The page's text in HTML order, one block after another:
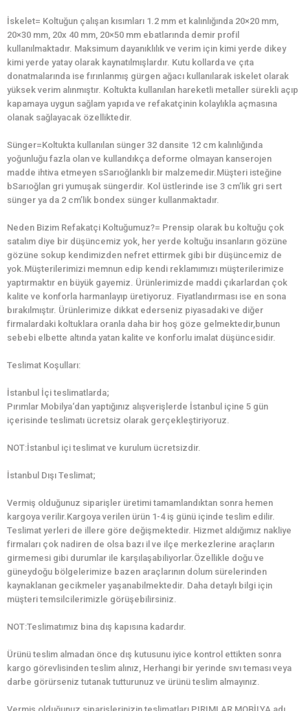
İskelet= Koltuğun çalışan kısımları 1.2 mm et kalınlığında 20×20 mm,
20×30 mm, 20x 40 mm, 20×50 mm ebatlarında demir profil
kullanılmaktadır. Maksimum dayanıklılık ve verim için kimi yerde dikey
kimi yerde yatay olarak kaynatılmışlardır. Kutu kollarda ve çıta
donatmalarında ise fırınlanmış gürgen ağacı kullanılarak iskelet olarak
yüksek verim alınmıştır. Koltukta kullanılan hareketli metaller sürekli açıp
kapamaya uygun sağlam yapıda ve refakatçinin kolaylıkla açmasına
olanak sağlayacak özelliktedir.
Sünger=Koltukta kullanılan sünger 32 dansite 12 cm kalınlığında
yoğunluğu fazla olan ve kullandıkça deforme olmayan kanserojen
madde ihtiva etmeyen sSarıoğlanklı bir malzemedir.Müşteri isteğine
bSarıoğlan gri yumuşak süngerdir. Kol üstlerinde ise 3 cm’lik gri sert
sünger ya da 2 cm’lik bondex sünger kullanmaktadır.
Neden Bizim Refakatçi Koltuğumuz?= Prensip olarak bu koltuğu çok
satalım diye bir düşüncemiz yok, her yerde koltuğu insanların gözüne
gözüne sokup kendimizden nefret ettirmek gibi bir düşüncemiz de
yok.Müşterilerimizi memnun edip kendi reklamımızı müşterilerimize
yaptırmaktır en büyük gayemiz. Ürünlerimizde maddi çıkarlardan çok
kalite ve konforla harmanlayıp üretiyoruz. Fiyatlandırması ise en sona
bırakılmıştır. Ürünlerimize dikkat ederseniz piyasadaki ve diğer
firmalardaki koltuklara oranla daha bir hoş göze gelmektedir,bunun
sebebi elbette altında yatan kalite ve konforlu imalat düşüncesidir.
Teslimat Koşulları:
İstanbul İçi teslimatlarda;
Pırımlar Mobilya‘dan yaptığınız alışverişlerde İstanbul içine 5 gün
içerisinde teslimatı ücretsiz olarak gerçekleştiriyoruz.
NOT:İstanbul içi teslimat ve kurulum ücretsizdir.
İstanbul Dışı Teslimat;
Vermiş olduğunuz siparişler üretimi tamamlandıktan sonra hemen
kargoya verilir.Kargoya verilen ürün 1-4 iş günü içinde teslim edilir.
Teslimat yerleri de illere göre değişmektedir. Hizmet aldığımız nakliye
firmaları çok nadiren de olsa bazı il ve ilçe merkezlerine araçların
girmemesi gibi durumlar ile karşılaşabiliyorlar.Özellikle doğu ve
güneydoğu bölgelerimize bazen araçlarının dolum sürelerinden
kaynaklanan gecikmeler yaşanabilmektedir. Daha detaylı bilgi için
müşteri temsilcilerimizle görüşebilirsiniz.
NOT:Teslimatımız bina dış kapısına kadardır.
Ürünü teslim almadan önce dış kutusunu iyice kontrol ettikten sonra
kargo görevlisinden teslim alınız, Herhangi bir yerinde sıvı teması veya
darbe görürseniz tutanak tutturunuz ve ürünü teslim almayınız.